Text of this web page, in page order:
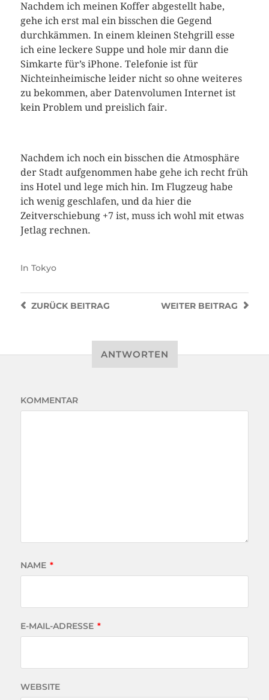
Nachdem ich meinen Koffer abgestellt habe,
gehe ich erst mal ein bisschen die Gegend
durchkämmen. In einem kleinen Stehgrill esse
ich eine leckere Suppe und hole mir dann die
Simkarte für’s iPhone. Telefonie ist für
Nichteinheimische leider nicht so ohne weiteres
zu bekommen, aber Datenvolumen Internet ist
kein Problem und preislich fair.
Nachdem ich noch ein bisschen die Atmosphäre
der Stadt aufgenommen habe gehe ich recht früh
ins Hotel und lege mich hin. Im Flugzeug habe
ich wenig geschlafen, und da hier die
Zeitverschiebung +7 ist, muss ich wohl mit etwas
Jetlag rechnen.
In Tokyo
WEITER BEITRAG
ZURÜCKBEITRAG
ANTWORTEN
KOMMENTAR
NAME *
E-MAIL-ADRESSE *
WEBSITE